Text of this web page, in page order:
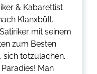
& Kabarettist
Klanxbüll.
mit seinem
zum Besten
sich totzulachen.
Man